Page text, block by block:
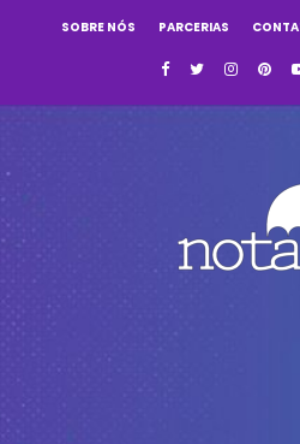
SOBRE NÓS PARCERIAS